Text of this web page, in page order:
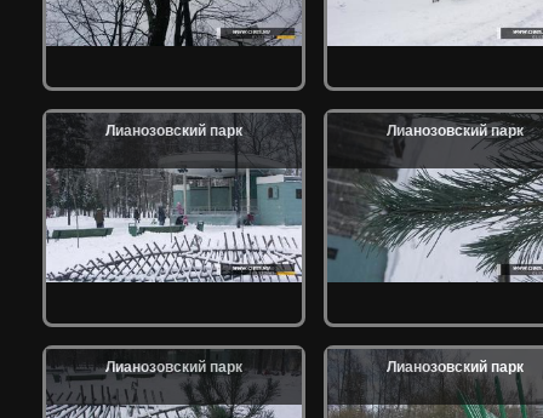
Лианозовский парк Лианозовский парк
Лианозовский парк Лианозовский парк